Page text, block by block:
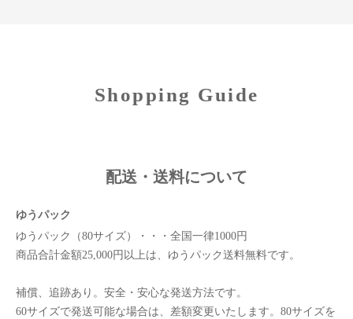
Shopping Guide
配送・送料について
ゆうパック
ゆうパック（80サイズ）・・・全国一律1000円
商品合計金額25,000円以上は、ゆうパック送料無料です。
補償、追跡あり。安全・安心な発送方法です。
60サイズで発送可能な場合は、差額変更いたします。80サイズを